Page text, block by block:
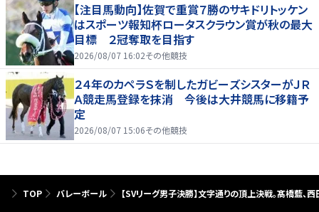
【注目馬動向】佐賀で重賞７勝のサキドリトッケン
はスポーツ報知杯ロータスクラウン賞が秋の最大
目標 ２冠奪取を目指す
2026/08/07 16:02その他競技
２４年のカペラＳを制したガビーズシスターがＪＲ
Ａ競走馬登録を抹消 今後は大井競馬に移籍予
定
2026/08/07 15:06その他競技
TOP バレーボール 【SVリーグ男子決勝】文字通りの頂上決戦。髙橋藍